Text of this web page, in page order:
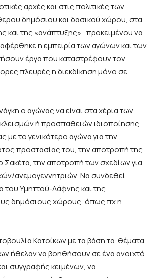
αρχές και στις πολιτικές των
δημόσιου και δασικού χώρου, στα
και της «ανάπτυξης», προκειμένου να
η εμπειρία των αγώνων και των
έργα που καταστρέφουν τον
πλευρές η διεκδίκηση μόνο σε
ο αγώνας να είναι στα χέρια των
ή προσπαθειών ιδιοποίησης
με το γενικότερο αγώνα για την
προστασίας του, την αποτροπή της
την αποτροπή των σχεδίων για
ανεμογεννητριών. Να συνδεθεί
του Υμηττού-Δάφνης και της
δημόσιους χώρους, όπως πχ η
Κατοίκων με τα βάση τα θέματα
ήθελαν να βοηθήσουν σε ένα ανοιχτό
συγγραφής κειμένων, να